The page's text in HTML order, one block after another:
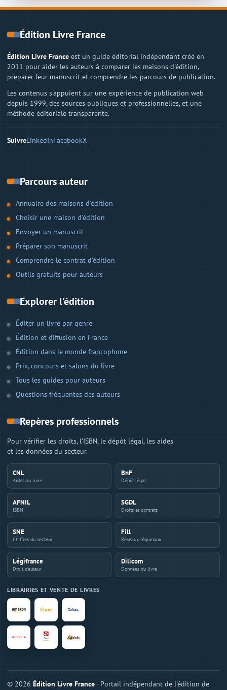
Édition Livre France
Édition Livre France est un guide éditorial indépendant créé en
2011 pour aider les auteurs à comparer les maisons d'édition,
préparer leur manuscrit et comprendre les parcours de publication.
Les contenus s'appuient sur une expérience de publication web
depuis 1999, des sources publiques et professionnelles, et une
méthode éditoriale transparente.
SuivreLinkedInFacebookX
Parcours auteur
Annuaire des maisons d'édition
Choisir une maison d'édition
Envoyer un manuscrit
Préparer son manuscrit
Comprendre le contrat d'édition
Outils gratuits pour auteurs
Explorer l'édition
Éditer un livre par genre
Édition et diffusion en France
Édition dans le monde francophone
Prix, concours et salons du livre
Tous les guides pour auteurs
Questions fréquentes des auteurs
Repères professionnels
Pour vérifier les droits, l'ISBN, le dépôt légal, les aides
et les données du secteur.
CNL
Aides au livre
BnF
Dépôt légal
AFNIL
ISBN
SGDL
Droits et contrats
SNE
Chiffres du secteur
Fill
Réseaux régionaux
Légifrance
Droit d'auteur
Dilicom
Données du livre
LIBRAIRIES ET VENTE DE LIVRES
© 2026 Édition Livre France- Portail indépendant de l'édition de